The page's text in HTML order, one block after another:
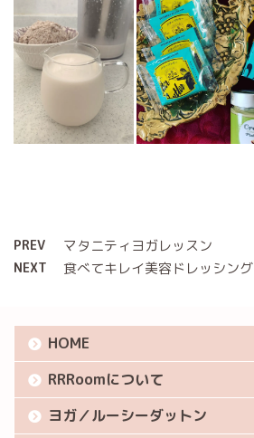
PREV マタニティヨガレッスン
NEXT 食べてキレイ美容ドレッシング
HOME
RRRoomについて
ヨガ／ルーシーダットン